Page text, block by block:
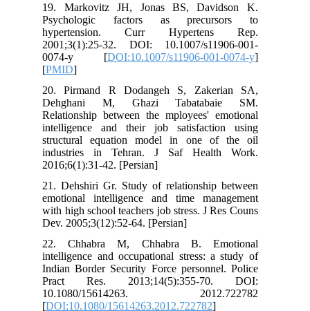
19. Markovitz JH, Jonas BS,
Psychologic factors as
hypertension. Curr
2001;3(1):25-32. DOI: 10.1007/
0074-y [DOI:10.1007/s11906-
20. Pirmand R Dodangeh S,
Dehghani M, Ghazi
Relationship between the mployees'
intelligence and their job
structural equation model in one
industries in Tehran. J Saf
2016;6(1):31-42. [Persian]
21. Dehshiri Gr. Study of relationship
emotional intelligence and time
with high school teachers job stress. J
Dev. 2005;3(12):52-64. [Persian]
22. Chhabra M, Chhabra B.
intelligence and occupational stress:
Indian Border Security Force
Pract Res. 2013;14(5):355-
10.1080/15614263.
[DOI:10.1080/15614263.2012.722782